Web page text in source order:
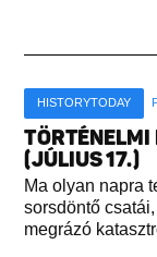
HISTORYTODAY
TÖRTÉNELMI
(JÚLIUS 17.)
Ma olyan napra
sorsdöntő
megrázó